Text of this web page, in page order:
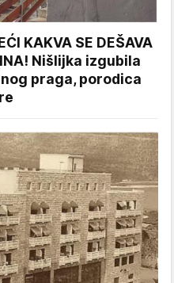
KAKVA SE DEŠAVA
Nišlijka izgubila
praga, porodica